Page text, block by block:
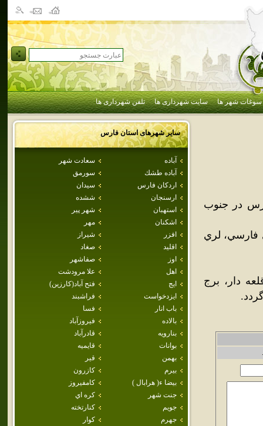
سوغات شهر ها سایت شهرداری ها تلفن شهرداری ها
سایر شهرهای استانفارس
آباده
سعادت شهر
آباده طشك
سورمق
اردكان فارس
سيدان
ارسنجان
ششده
استهبان
شهر پير
اشكنان
مهر
افزر
شيراز
اقليد
صغاد
اوز
صفاشهر
اهل
علا مرودشت
ايج
فتح آباد(كارزين)
ايزدخواست
فراشبند
باب انار
فسا
بالاده
فيروزآباد
بنارويه
قادرآباد
بوانات
قايميه
بهمن
قير
بيرم
كازرون
بيضا ء( هرابال )
كامفيروز
جنت شهر
كره اي
جويم
كنارتخته
جهرم
كوار
در جنوب
فارسي، لري
دار، برج